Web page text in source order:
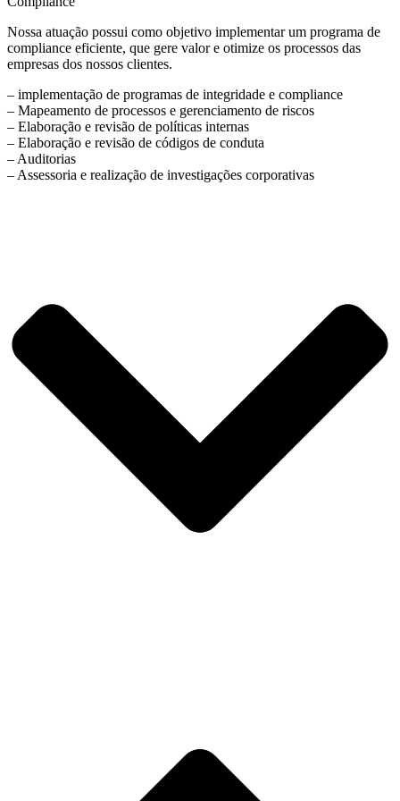
Nossa atuação possui como objetivo implementar um programa de
compliance eficiente, que gere valor e otimize os processos das
empresas dos nossos clientes.
– implementação de programas de integridade e compliance
– Mapeamento de processos e gerenciamento de riscos
– Elaboração e revisão de políticas internas
– Elaboração e revisão de códigos de conduta
– Auditorias
– Assessoria e realização de investigações corporativas